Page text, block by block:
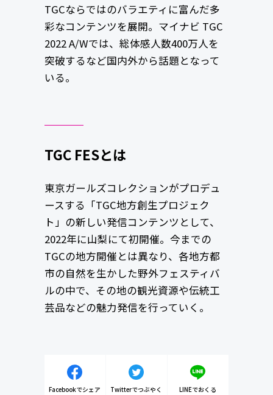
TGCならではのバラエティに富んだ多
彩なコンテンツを展開。マイナビ TGC
2022 A/Wでは、総体感人数400万人を
突破するなど国内外から話題となって
いる。
TGC FESとは
東京ガールズコレクションがプロデュ
ースする「TGC地方創生プロジェク
ト」の新しい発信コンテンツとして、
2022年に山梨にて初開催。今までの
TGCの地方開催とは異なり、各地方都
市の自然を生かした野外フェスティバ
ルの中で、その地の観光資源や伝統工
芸品などの魅力発信を行っていく。
Facebookでシェア Twitterでつぶやく LINEでおくる